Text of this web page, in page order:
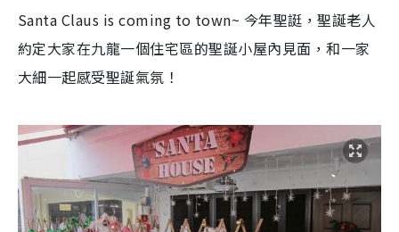
Santa Claus is coming to town~ 今年聖誔，聖誕老人
約定大家在九龍一個住宅區的聖誕小屋內見面，和一家
大細一起感受聖誕氣氛！